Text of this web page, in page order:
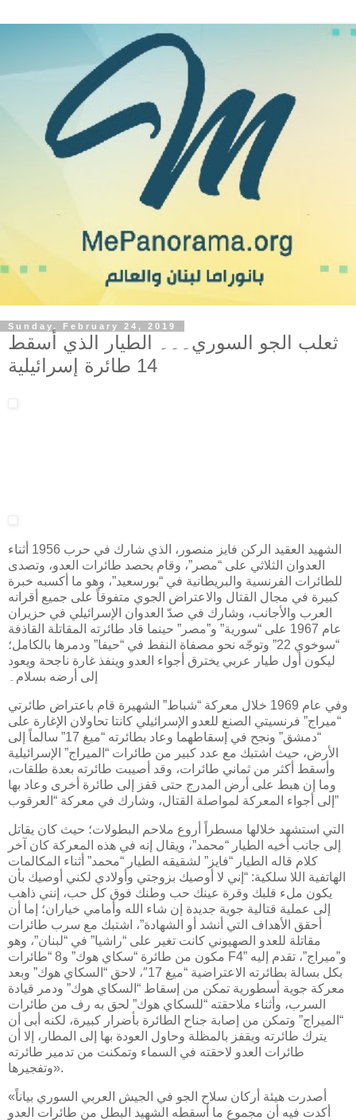
Sunday, February 24, 2019
ثعلب الجو السوري۔۔۔ الطيار الذي أسقط
14 طائرة إسرائيلية
الشهيد العقيد الركن فايز منصور، الذي شارك في حرب 1956 أثناء
العدوان الثلاثي على “مصر”، وقام بحصد طائرات العدو، وتصدى
للطائرات الفرنسية والبريطانية في “بورسعيد”، وهو ما أكسبه خبرة
كبيرة في مجال القتال والاعتراض الجوي متفوقاً على جميع أقرانه
العرب والأجانب، وشارك في صدّ العدوان الإسرائيلي في حزيران
عام 1967 على “سورية” و”مصر” حينما قاد طائرته المقاتلة القاذفة
“سوخوي 22” وتوجّه نحو مصفاة النفط في “حيفا” ودمرها بالكامل؛
ليكون أول طيار عربي يخترق أجواء العدو وينفذ غارة ناجحة ويعود
إلى أرضه بسلام۔
وفي عام 1969 خلال معركة “شباط” الشهيرة قام باعتراض طائرتي
“ميراج” فرنسيتي الصنع للعدو الإسرائيلي كانتا تحاولان الإغارة على
“دمشق” ونجح في إسقاطهما وعاد بطائرته “ميغ 17” سالماً إلى
الأرض، حيث اشتبك مع عدد كبير من طائرات “الميراج” الإسرائيلية
وأسقط أكثر من ثماني طائرات، وقد أصيبت طائرته بعدة طلقات،
وما إن هبط على أرض المدرج حتى قفز إلى طائرة أخرى وعاد بها
إلى أجواء المعركة لمواصلة القتال، وشارك في معركة “العرقوب”
التي استشهد خلالها مسطراً أروع ملاحم البطولات؛ حيث كان يقاتل
إلى جانب أخيه الطيار “محمد”، ويقال إنه في هذه المعركة كان آخر
كلام قاله الطيار “فايز” لشقيقه الطيار “محمد” أثناء المكالمات
الهاتفية اللا سلكية: “إني لا أوصيك بزوجتي وأولادي لكني أوصيك بأن
يكون ملء قلبك وقرة عينك حب وطنك فوق كل حب، إنني ذاهب
إلى عملية قتالية جوية جديدة إن شاء الله وأمامي خياران؛ إما أن
أحقق الأهداف التي أنشد أو الشهادة”، اشتبك مع سرب طائرات
مقاتلة للعدو الصهيوني كانت تغير على “راشيا” في “لبنان”، وهو
مكون من طائرة “سكاي هوك” و8 “طائرات F4” و”ميراج”، تقدم إليه
بكل بسالة بطائرته الاعتراضية “ميغ 17″، لاحق “السكاي هوك” وبعد
معركة جوية أسطورية تمكن من إسقاط “السكاي هوك” ودمر قيادة
السرب، وأثناء ملاحقته “للسكاي هوك” لحق به رف من طائرات
“الميراج” وتمكن من إصابة جناح الطائرة بأضرار كبيرة، لكنه أبى أن
يترك طائرته ويقفز بالمظلة وحاول العودة بها إلى المطار، إلا أن
طائرات العدو لاحقته في السماء وتمكنت من تدمير طائرته
وتفجيرها».
«أصدرت هيئة أركان سلاح الجو في الجيش العربي السوري بياناً
أكدت فيه أن مجموع ما أسقطه الشهيد البطل من طائرات العدو